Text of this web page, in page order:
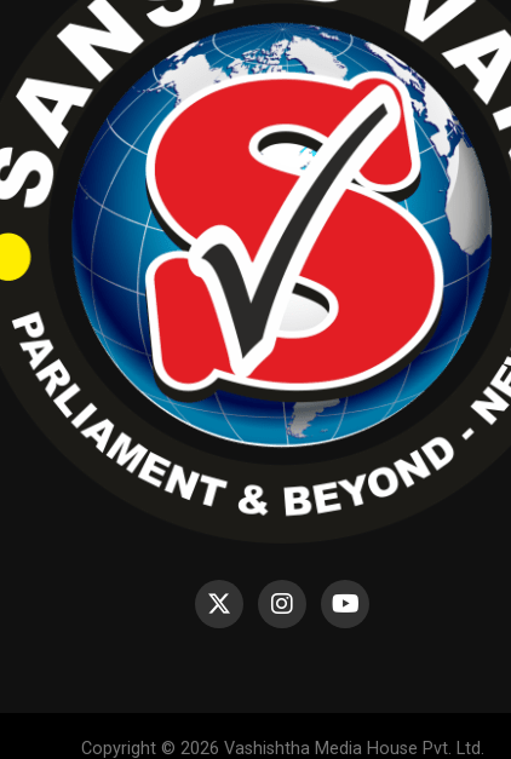
Copyright © 2026 Vashishtha Media House Pvt. Ltd.